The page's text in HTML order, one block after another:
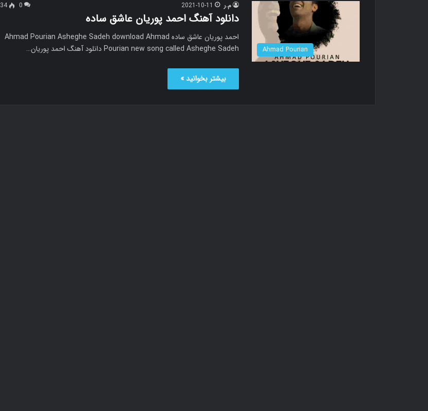
Ahmad Pourian
م.ر 2021-10-11
0
34
دانلود آهنگ احمد پوریان عاشق ساده
احمد پوریان عاشق ساده Ahmad Pourian Asheghe Sadeh download Ahmad
Pourian new song called Asheghe Sadeh دانلود آهنگ احمد پوریان…
بیشتر بخوانید »